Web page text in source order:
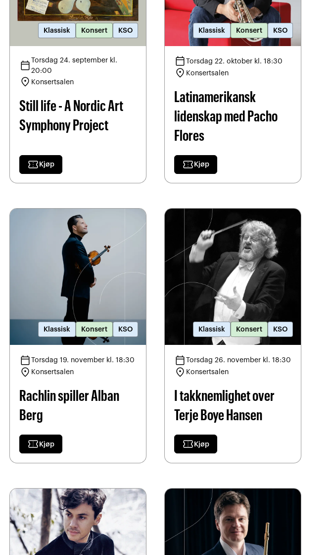
Klassisk Konsert KSO
calendar_today Torsdag 24. september kl.
20:00
location_on Konsertsalen
Still life - A Nordic Art
Symphony Project
confirmation_number Kjøp
Klassisk Konsert KSO
calendar_today Torsdag 22. oktober kl. 18:30
location_on Konsertsalen
Latinamerikansk
lidenskap med Pacho
Flores
confirmation_number Kjøp
Klassisk Konsert KSO
calendar_today Torsdag 19. november kl. 18:30
location_on Konsertsalen
Rachlin spiller Alban
Berg
confirmation_number Kjøp
Klassisk Konsert KSO
calendar_today Torsdag 26. november kl. 18:30
location_on Konsertsalen
I takknemlighet over
Terje Boye Hansen
confirmation_number Kjøp